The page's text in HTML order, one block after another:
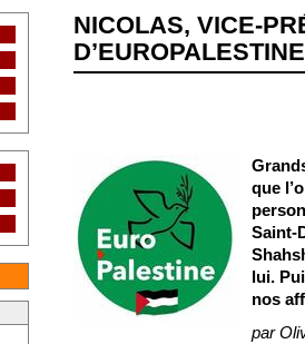
NICOLAS, VICE-
que
Saint-
lui.
nos
par